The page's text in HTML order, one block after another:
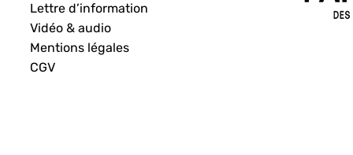
Lettre d’information
Vidéo & audio
Mentions légales
CGV